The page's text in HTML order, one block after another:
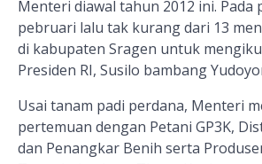
Menteri diawal tahun 2012 ini. Pada
pebruari lalu tak kurang dari 13
di kabupaten Sragen untuk
Presiden RI, Susilo bambang
Usai tanam padi perdana, Menteri
pertemuan dengan Petani GP3K,
dan Penangkar Benih serta